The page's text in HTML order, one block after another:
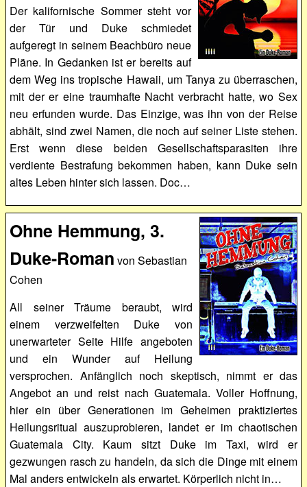
Der kalifornische Sommer steht vor
der Tür und Duke schmiedet
aufgeregt in seinem Beachbüro neue
Pläne. In Gedanken ist er bereits auf
dem Weg ins tropische Hawaii, um Tanya zu überraschen,
mit der er eine traumhafte Nacht verbracht hatte, wo Sex
neu erfunden wurde. Das Einzige, was ihn von der Reise
abhält, sind zwei Namen, die noch auf seiner Liste stehen.
Erst wenn diese beiden Gesellschaftsparasiten ihre
verdiente Bestrafung bekommen haben, kann Duke sein
altes Leben hinter sich lassen. Doc…
Ohne Hemmung, 3.
Duke-Roman von Sebastian
Cohen
All seiner Träume beraubt, wird
einem verzweifelten Duke von
unerwarteter Seite Hilfe angeboten
und ein Wunder auf Heilung
versprochen. Anfänglich noch skeptisch, nimmt er das
Angebot an und reist nach Guatemala. Voller Hoffnung,
hier ein über Generationen im Geheimen praktiziertes
Heilungsritual auszuprobieren, landet er im chaotischen
Guatemala City. Kaum sitzt Duke im Taxi, wird er
gezwungen rasch zu handeln, da sich die Dinge mit einem
Mal anders entwickeln als erwartet. Körperlich nicht in…